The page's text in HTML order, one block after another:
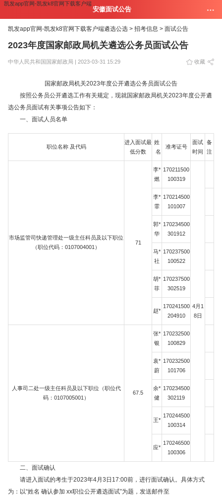
凯发app官网-凯发k8官网下载客户端
安徽面试公告
凯发app官网-凯发k8官网下载客户端遴选公选 > 招考信息 > 面试公告
2023年度国家邮政局机关遴选公务员面试公告
中华人民共和国国家邮政局 | 2023-03-31 15:29 收藏
国家邮政局机关2023年度公开遴选公务员面试公告
按照公务员公开遴选工作有关规定，现就国家邮政局机关2023年度公开遴
选公务员面试有关事项公告如下：
一、面试人员名单
职位名称 及代码
进入面试最
低分数
姓
名
准考证号
面试
时间
备
注
市场监管司快递管理处一级主任科员及以下职位
（职位代码：0107004001）
71
李*
燃
170211500
100319
4月1
8日
李*
霏
170214500
101007
郭*
华
170234500
301912
马*
社
170237500
100522
胡*
菲
170237500
302519
赵*
170241500
204910
人事司二处一级主任科员及以下职位（职位代
码：0107005001）
67.5
张*
银
170232500
100829
袁*
蔚
170232500
101706
余*
健
170234500
302119
王*
170244500
100314
应*
170246500
100306
二、面试确认
请进入面试的考生于2023年4月3日17:00前，进行面试确认。具体方式
为：以“姓名 确认参加 xx职位公开遴选面试”为题，发送邮件至